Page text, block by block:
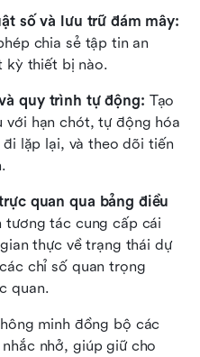
số và lưu trữ đám mây:
chia sẻ tập tin an
kỳ thiết bị nào.
quy trình tự động: Tạo
với hạn chót, tự động hóa
lặp lại, và theo dõi tiến
quan qua bảng điều
tương tác cung cấp cái
thực về trạng thái dự
chỉ số quan trọng
quan.
minh đồng bộ các
nhở, giúp giữ cho